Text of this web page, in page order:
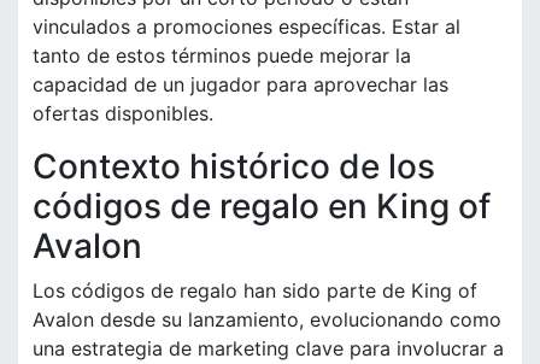
vinculados a promociones específicas. Estar al
tanto de estos términos puede mejorar la
capacidad de un jugador para aprovechar las
ofertas disponibles.
Contexto histórico de los
códigos de regalo en King of
Avalon
Los códigos de regalo han sido parte de King of
Avalon desde su lanzamiento, evolucionando como
una estrategia de marketing clave para involucrar a